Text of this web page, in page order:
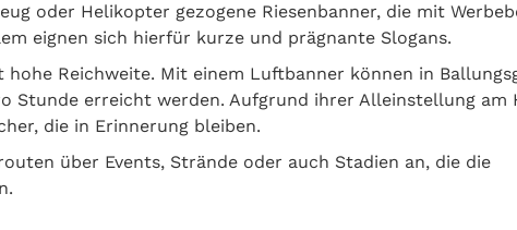
oder Helikopter gezogene Riesenbanner, die mit
eignen sich hierfür kurze und prägnante Slogans.
Reichweite. Mit einem Luftbanner können in
Stunde erreicht werden. Aufgrund ihrer Alleinstellung am
die in Erinnerung bleiben.
über Events, Strände oder auch Stadien an, die die